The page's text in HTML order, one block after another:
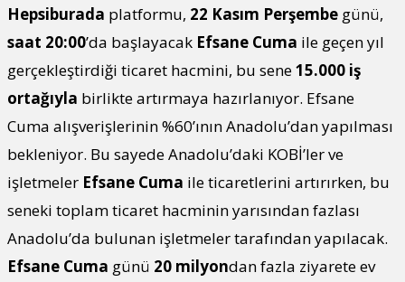
Hepsiburada platformu, 22 Kasım Perşembe günü,
saat 20:00’da başlayacak Efsane Cuma ile geçen yıl
gerçekleştirdiği ticaret hacmini, bu sene15.000 iş
ortağıyla birlikte artırmaya hazırlanıyor. Efsane
Cuma alışverişlerinin %60’ının Anadolu’dan yapılması
bekleniyor. Bu sayede Anadolu’daki KOBİ’ler ve
işletmeler Efsane Cuma ile ticaretlerini artırırken, bu
seneki toplam ticaret hacminin yarısından fazlası
Anadolu’da bulunan işletmeler tarafından yapılacak.
Efsane Cuma günü 20 milyondan fazla ziyarete ev